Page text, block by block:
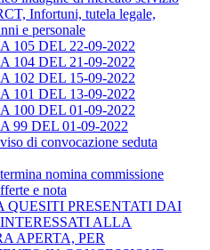
Infortuni, tutela legale,
e personale
105 DEL 22-09-2022
104 DEL 21-09-2022
102 DEL 15-09-2022
101 DEL 13-09-2022
100 DEL 01-09-2022
99 DEL 01-09-2022
di convocazione seduta
nomina commissione
e nota
QUESITI PRESENTATI DAI
ALLA
APERTA, PER